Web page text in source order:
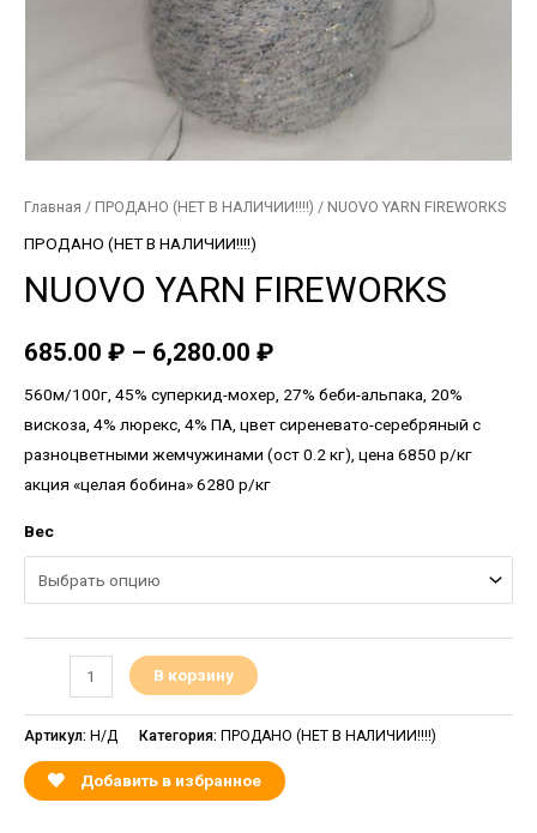
Главная / ПРОДАНО (НЕТ В НАЛИЧИИ!!!!) / NUOVO YARN FIREWORKS
ПРОДАНО (НЕТ В НАЛИЧИИ!!!!)
NUOVO YARN FIREWORKS
685.00 ₽ – 6,280.00 ₽
560м/100г, 45% суперкид-мохер, 27% беби-альпака, 20%
вискоза, 4% люрекс, 4% ПА, цвет сиреневато-серебряный с
разноцветными жемчужинами (ост 0.2 кг), цена 6850 р/кг
акция «целая бобина» 6280 р/кг
Вес
В корзину
Артикул: Н/Д Категория: ПРОДАНО (НЕТ В НАЛИЧИИ!!!!)
Добавить в избранное